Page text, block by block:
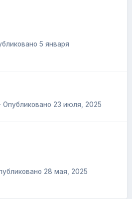
5 января
· Опубликовано 23 июля, 2025
28 мая, 2025